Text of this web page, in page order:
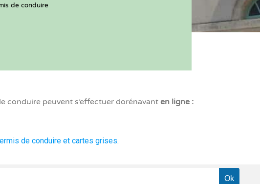
de conduire
conduire peuvent s’effectuer dorénavant en ligne :
de conduire et cartes grises.